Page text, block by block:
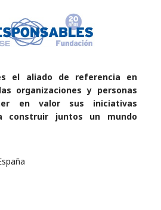
el aliado de referencia en
organizaciones y personas
en valor sus iniciativas
construir juntos un mundo